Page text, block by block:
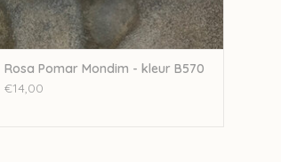
Rosa Pomar Mondim - kleur B570
€14,00